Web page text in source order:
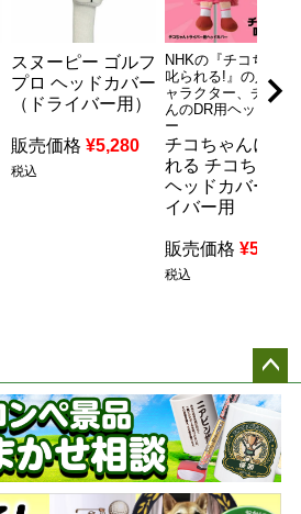
スヌーピー ゴルフ
プロ ヘッドカバー
（ドライバー用）
販売価格 ¥5,280
税込
NHKの『チコちゃん
叱られる!』の人気キ
ャラクター、チコち
んのDR用ヘッドカバ
ー
チコちゃんに叱
れる チコちゃん
ヘッドカバー ド
イバー用
販売価格 ¥5,500
税込
ペー
ジト
ップ
へ